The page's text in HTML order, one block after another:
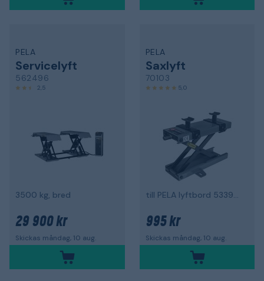
PELA
Servicelyft
562496
2,5
3500 kg, bred
29 900 kr
Skickas måndag, 10 aug.
PELA
Saxlyft
70103
5,0
till PELA lyftbord 53394 och 64891
995 kr
Skickas måndag, 10 aug.